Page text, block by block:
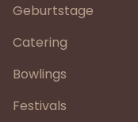
Geburtstage
Catering
Bowlings
Festivals